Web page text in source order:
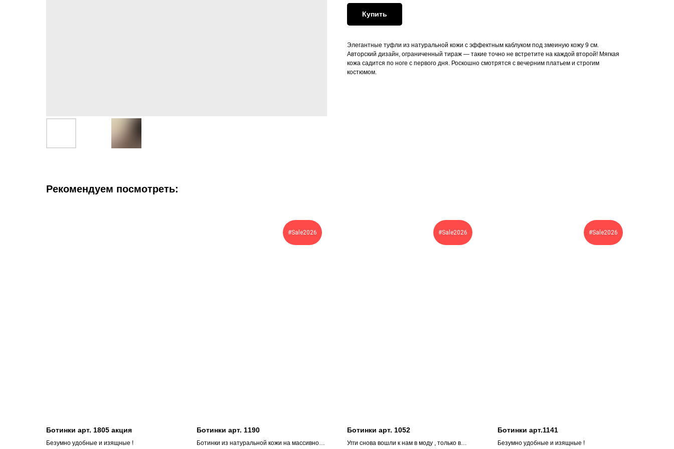
Купить
Элегантные туфли из натуральной кожи с эффектным каблуком под змеиную кожу 9 см.
Авторский дизайн, ограниченный тираж — такие точно не встретите на каждой второй! Мягкая
кожа садится по ноге с первого дня. Роскошно смотрятся с вечерним платьем и строгим
костюмом.
Рекомендуем посмотреть:
Ботинки арт. 1805 акция
Безумно удобные и изящные !
#Sale2026
Ботинки арт. 1190
Ботинки из натуральной кожи на массивной
#Sale2026
Ботинки арт. 1052
Угги снова вошли к нам в моду , только в
#Sale2026
Ботинки арт.1141
Безумно удобные и изящные !